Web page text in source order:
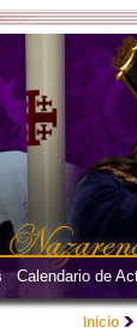
Calendario de
Inicio